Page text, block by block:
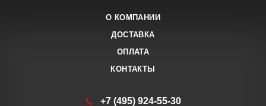
О КОМПАНИИ
ДОСТАВКА
ОПЛАТА
КОНТАКТЫ
+7 (495) 924-55-30